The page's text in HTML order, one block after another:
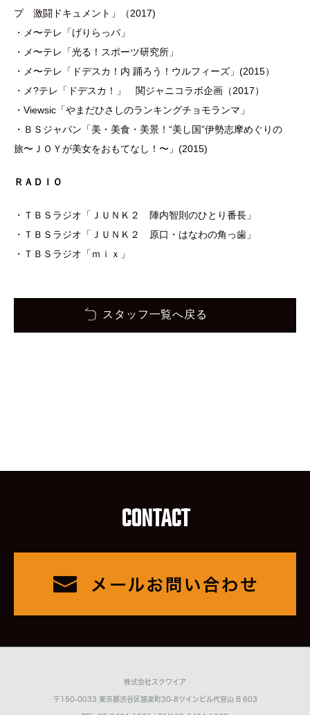
プ 激闘ドキュメント」（2017)
・メ〜テレ「げりらっパ」
・メ〜テレ「光る！スポーツ研究所」
・メ〜テレ「ドデスカ！内 踊ろう！ウルフィーズ」(2015）
・メ?テレ「ドデスカ！」 関ジャニコラボ企画（2017）
・Viewsic「やまだひさしのランキングチョモランマ」
・ＢＳジャパン「美・美食・美景！“美し国”伊勢志摩めぐりの
旅〜ＪＯＹが美女をおもてなし！〜」(2015)
ＲＡＤＩＯ
・ＴＢＳラジオ「ＪＵＮＫ２ 陣内智則のひとり番長」
・ＴＢＳラジオ「ＪＵＮＫ２ 原口・はなわの角っ歯」
・ＴＢＳラジオ「ｍｉｘ」
スタッフ一覧へ戻る
CONTACT
株式会社スクワイア
〒150-0033 東京都渋谷区猿楽町30-8ツインビル代官山 B 603